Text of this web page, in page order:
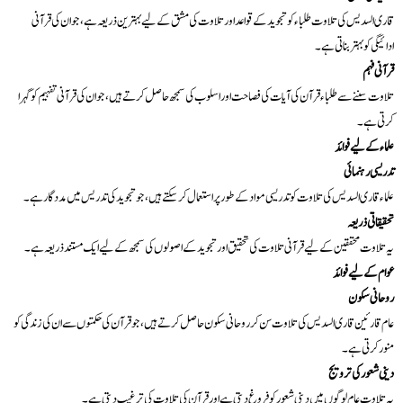
سورۃ الحج
26 سورۃ الشعراء
قاری السدیس کی تلاوت طلباء کو تجوید کے قواعد اور تلاوت کی مشق کے لیے بہترین ذریعہ ہے، جو ان کی قرآنی
ادائیگی کو بہتر بناتی ہے۔
قرآنی فہم
تلاوت سننے سے طلباء قرآن کی آیات کی فصاحت اور اسلوب کی سمجھ حاصل کرتے ہیں، جو ان کی قرآنی تفہیم کو گہرا
کرتی ہے۔
علماء کے لیے فوائد
تدریسی رہنمائی
علماء قاری السدیس کی تلاوت کو تدریسی مواد کے طور پر استعمال کر سکتے ہیں، جو تجوید کی تدریس میں مددگار ہے۔
تحقیقاتی ذریعہ
یہ تلاوت محققین کے لیے قرآنی تلاوت کی تحقیق اور تجوید کے اصولوں کی سمجھ کے لیے ایک مستند ذریعہ ہے۔
عوام کے لیے فوائد
روحانی سکون
عام قارئین قاری السدیس کی تلاوت سن کر روحانی سکون حاصل کرتے ہیں، جو قرآن کی حکمتوں سے ان کی زندگی کو
منور کرتی ہے۔
دینی شعور کی ترویج